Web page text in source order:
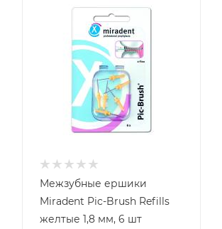
Межзубные ершики
Miradent Pic-Brush Refills
желтые 1,8 мм, 6 шт